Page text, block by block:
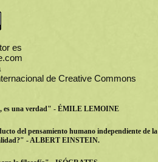
es
de Creative Commons
es una verdad" - ÉMILE LEMOINE
del pensamiento humano independiente de la
- ALBERT EINSTEIN.